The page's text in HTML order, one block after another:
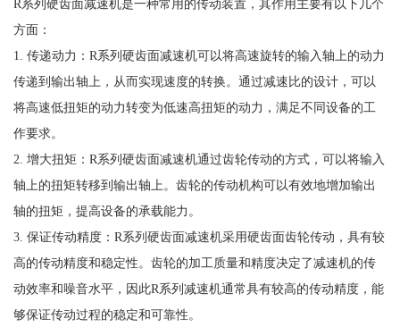
R系列硬齿面减速机是一种常用的传动装置，其作用主要有以下几个
方面：
1. 传递动力：R系列硬齿面减速机可以将高速旋转的输入轴上的动力
传递到输出轴上，从而实现速度的转换。通过减速比的设计，可以
将高速低扭矩的动力转变为低速高扭矩的动力，满足不同设备的工
作要求。
2. 增大扭矩：R系列硬齿面减速机通过齿轮传动的方式，可以将输入
轴上的扭矩转移到输出轴上。齿轮的传动机构可以有效地增加输出
轴的扭矩，提高设备的承载能力。
3. 保证传动精度：R系列硬齿面减速机采用硬齿面齿轮传动，具有较
高的传动精度和稳定性。齿轮的加工质量和精度决定了减速机的传
动效率和噪音水平，因此R系列减速机通常具有较高的传动精度，能
够保证传动过程的稳定和可靠性。